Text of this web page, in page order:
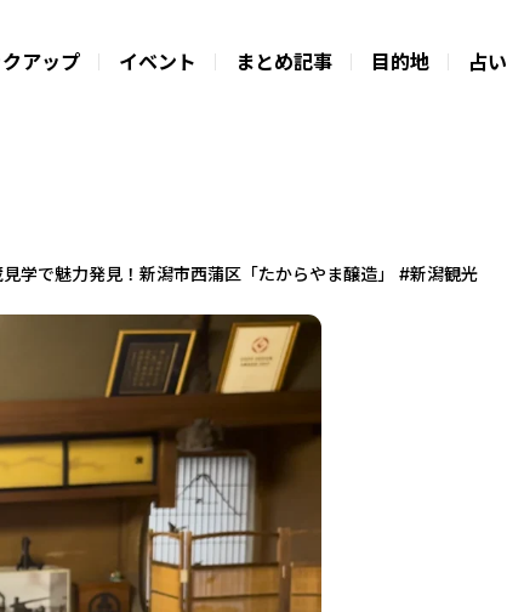
アップ イベント まとめ記事 目的地 占い
学で魅力発見！新潟市西蒲区「たからやま醸造」 #新潟観光